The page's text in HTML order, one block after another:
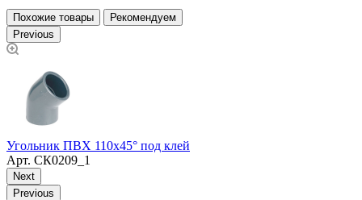
Похожие товары
Рекомендуем
Previous
Угольник ПВХ 110х45° под клей
Арт. СК0209_1
Next
Previous